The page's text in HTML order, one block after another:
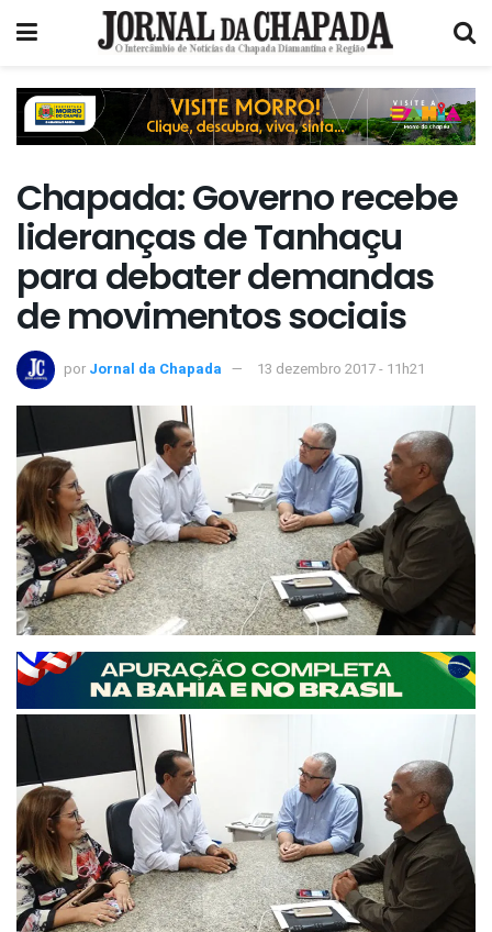
Chapada: Governo recebe
lideranças de Tanhaçu
para debater demandas
de movimentos sociais
por Jornal da Chapada 13 dezembro 2017 - 11h21